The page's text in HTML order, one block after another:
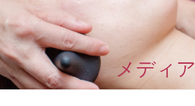
メディア